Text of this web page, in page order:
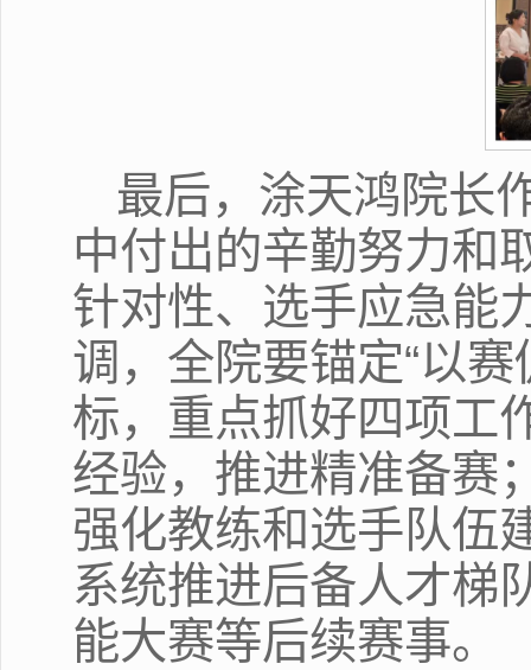
最后，涂天鸿院长
中付出的辛勤努力和
针对性、选手应急能
调，全院要锚定“以
标，重点抓好四项工
经验，推进精准备赛
强化教练和选手队伍
系统推进后备人才梯
能大赛等后续赛事。